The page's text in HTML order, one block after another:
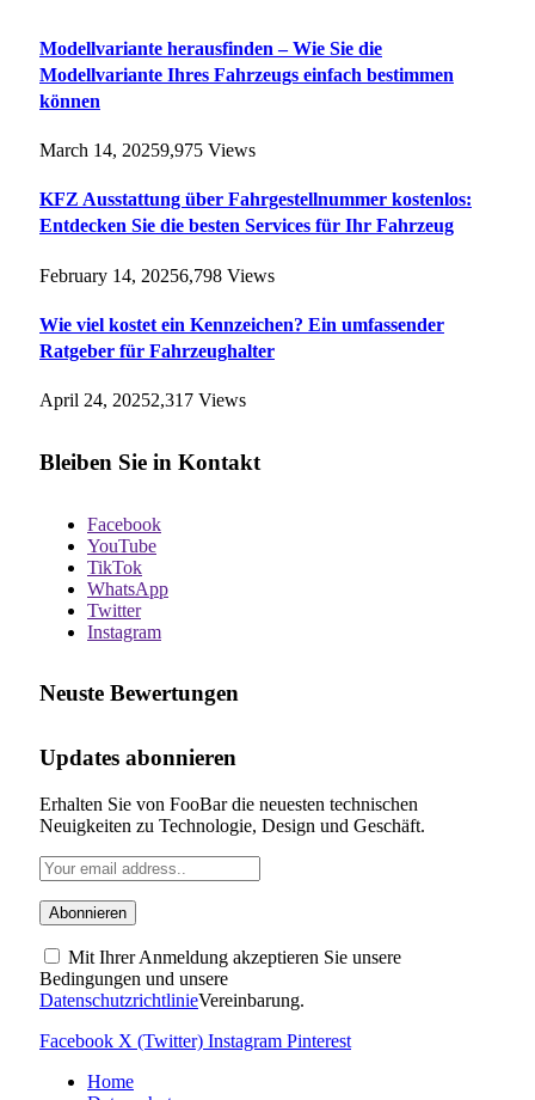
Modellvariante herausfinden – Wie Sie die
Modellvariante Ihres Fahrzeugs einfach bestimmen
können
March 14, 20259,975 Views
KFZ Ausstattung über Fahrgestellnummer kostenlos:
Entdecken Sie die besten Services für Ihr Fahrzeug
February 14, 20256,798 Views
Wie viel kostet ein Kennzeichen? Ein umfassender
Ratgeber für Fahrzeughalter
April 24, 20252,317 Views
Bleiben Sie in Kontakt
Facebook
YouTube
TikTok
WhatsApp
Twitter
Instagram
Neuste Bewertungen
Updates abonnieren
Erhalten Sie von FooBar die neuesten technischen
Neuigkeiten zu Technologie, Design und Geschäft.
Mit Ihrer Anmeldung akzeptieren Sie unsere
Bedingungen und unsere
DatenschutzrichtlinieVereinbarung.
Facebook X (Twitter) Instagram Pinterest
Home